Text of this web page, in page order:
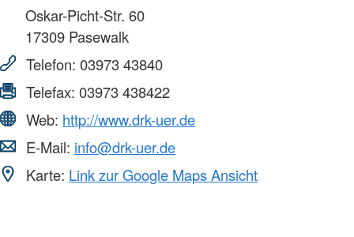
Oskar-Picht-Str. 60
17309 Pasewalk
Telefon: 03973 43840
Telefax: 03973 438422
Web: http://www.drk-uer.de
E-Mail: info@drk-uer.de
Karte: Link zur Google Maps Ansicht